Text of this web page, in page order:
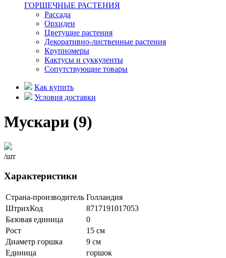
ГОРШЕЧНЫЕ РАСТЕНИЯ
Рассада
Орхидеи
Цветущие растения
Декоративно-лиственные растения
Крупномеры
Кактусы и суккуленты
Сопутствующие товары
Как купить
Условия доставки
Мускари (9)
/шт
Характеристики
Страна-производитель Голландия
ШтрихКод
8717191017053
Базовая единица
0
Рост
15 см
Диаметр горшка
9 см
Единица
горшок